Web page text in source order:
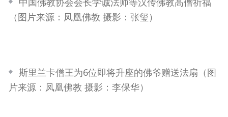
（图片来源：凤凰佛教 摄影：张玺）
斯里兰卡僧王为6位即将升座的佛爷赠送法扇（图
片来源：凤凰佛教 摄影：李保华）